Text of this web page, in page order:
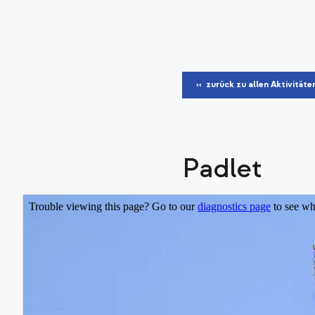
‹‹ zurück zu allen
Padlet